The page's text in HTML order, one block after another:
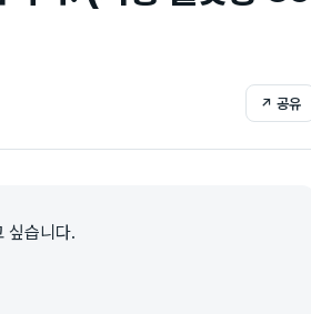
↗ 공유
싶습니다.